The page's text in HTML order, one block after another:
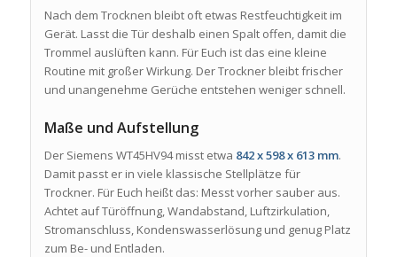
Nach dem Trocknen bleibt oft etwas Restfeuchtigkeit im
Gerät. Lasst die Tür deshalb einen Spalt offen, damit die
Trommel auslüften kann. Für Euch ist das eine kleine
Routine mit großer Wirkung. Der Trockner bleibt frischer
und unangenehme Gerüche entstehen weniger schnell.
Maße und Aufstellung
Der Siemens WT45HV94 misst etwa 842 x 598 x 613 mm.
Damit passt er in viele klassische Stellplätze für
Trockner. Für Euch heißt das: Messt vorher sauber aus.
Achtet auf Türöffnung, Wandabstand, Luftzirkulation,
Stromanschluss, Kondenswasserlösung und genug Platz
zum Be- und Entladen.